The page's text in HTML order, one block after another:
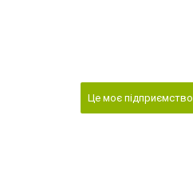
Це моє підприємство